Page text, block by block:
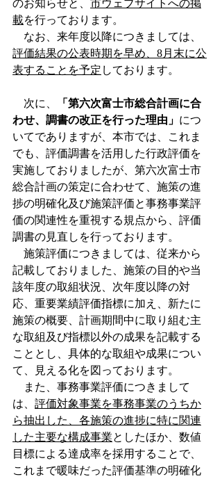
のお知らせと、 市ウェブサイトへの掲
載を行っております。
なお、来年度以降につきましては、
評価結果の公表時期を早め、8月末に公
表することを予定 しております。
次に、
「第六次富士市総合計画に合
わせ、調書の改正を行った理由」 につ
いてでありますが、本市では、これま
でも、評価調書を活用した行政評価を
実施しておりましたが、第六次富士市
総合計画の策定に合わせて、施策の進
捗の明確化及び施策評価と事務事業評
価の関連性を重視する規点から、評価
調書の見直しを行っております。
施策評価につきましては、従来から
記載しておりました、施策の目的や当
該年度の取組状況、次年度以降の対
応、重要業績評価指標に加え、新たに
施策の概要、計画期間中に取り組む主
な取組及び指標以外の成果を記載する
こととし、具体的な取組や成果につい
て、見える化を図っております。
また、事務事業評価につきまして
は、 評価対象事業を事務事業のうちか
ら抽出した、各施策の進捗に特に関連
した主要な構成事業としたほか、数値
目標による達成率を採用することで、
これまで暖味だった評価基準の明確化